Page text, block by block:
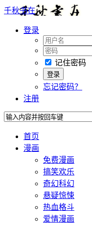
千秋书在
登录
记住密码
忘记密码？
注册
首页
漫画
免费漫画
搞笑欢乐
奇幻科幻
悬疑惊悚
热血格斗
爱情漫画